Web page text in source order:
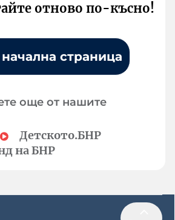
отново по-късно!
страница
още от нашите
Детското.БНР
на БНР